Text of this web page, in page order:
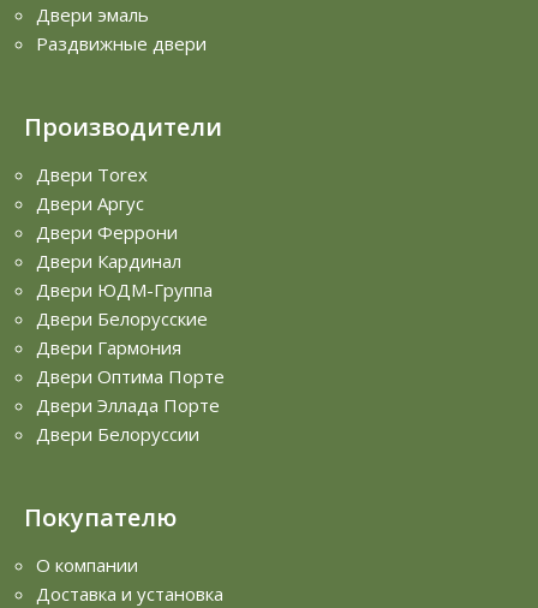
Двери эмаль
Раздвижные двери
Производители
Двери Torex
Двери Аргус
Двери Феррони
Двери Кардинал
Двери ЮДМ-Группа
Двери Белорусские
Двери Гармония
Двери Оптима Порте
Двери Эллада Порте
Двери Белоруссии
Покупателю
О компании
Доставка и установка